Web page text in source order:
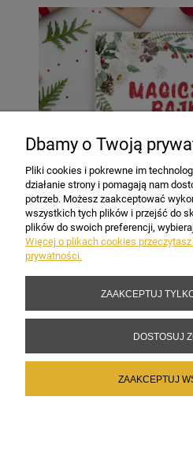
Bajki z Imieniem Dziecka i
Dbamy o Twoją
Pliki cookies i pokrewne im
działanie strony i pomagają nam
potrzeb. Możesz zaakceptować
wszystkich tych plików i przejść do
plików do swoich preferencji,
Więcej o plikach cookies
prywatności.
ZAAKCEPTUJ
DOSTOSUJ
ZAAKCEPTUJ